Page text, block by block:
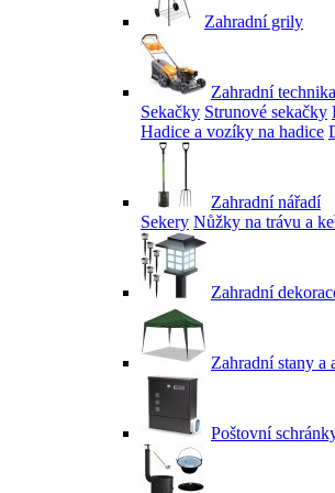
Zahradní grily
Zahradní technika
Sekačky Strunové sekačky
Hadice a vozíky na hadice
Zahradní nářadí
Sekery Nůžky na trávu a
Zahradní
Zahradní stany a
Poštovní